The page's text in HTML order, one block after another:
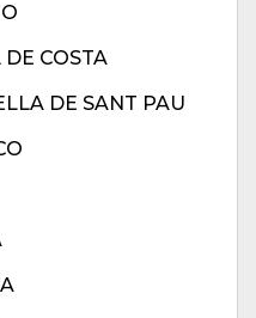
COSTA
DE SANT PAU